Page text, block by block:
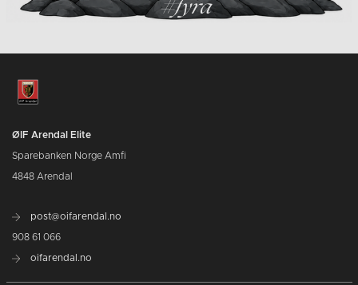
ØIF Arendal Elite
Sparebanken Norge Amfi
4848 Arendal
post@oifarendal.no
908 61 066
oifarendal.no